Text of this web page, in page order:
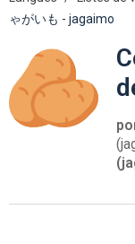
ゃがいも - jagaimo